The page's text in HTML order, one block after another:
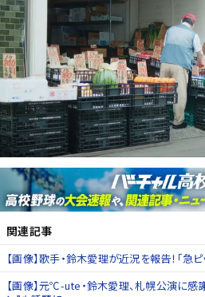
関連記事
【画像】歌手・鈴木愛理が近況を報告！「急
【画像】元℃-ute・鈴木愛理、札幌公演に